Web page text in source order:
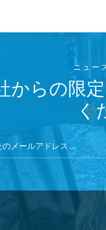
ニュー
からの限
く